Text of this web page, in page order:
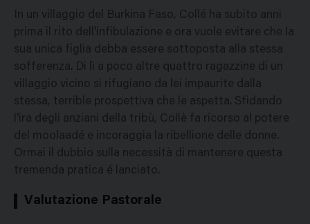
In un villaggio del Burkina Faso, Collé ha subito anni
prima il rito dell'infibulazione e ora vuole evitare che la
sua unica figlia debba essere sottoposta alla stessa
sofferenza. Di lì a poco altre quattro ragazzine di un
villaggio vicino si rifugiano da lei impaurite dalla
stessa, terrible prospettiva che le aspetta. Sfidando
l'ira degli anziani della tribù, Collè fa ricorso al potere
del moolaadé e incoraggia la ribellione delle donne.
Ormai il dubbio sulla necessità di mantenere questa
tremenda pratica é lanciato.
Valutazione Pastorale